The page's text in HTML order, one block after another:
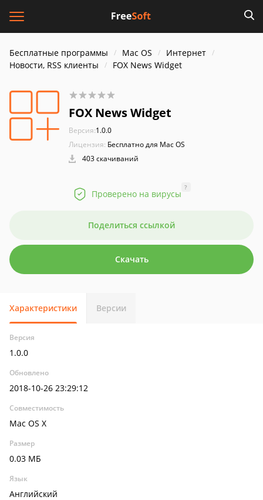
Бесплатные программы Mac OS
Интернет
Новости, RSS клиенты
FOX News Widget
FOX News Widget
Версия:1.0.0
Лицензия: Бесплатно для Mac OS
403 скачиваний
Проверено на вирусы
?
Поделиться ссылкой
Скачать
Характеристики Версии
Версия
1.0.0
Обновлено
2018-10-26 23:29:12
Совместимость
Mac OS X
Размер
0.03 МБ
Язык
Английский